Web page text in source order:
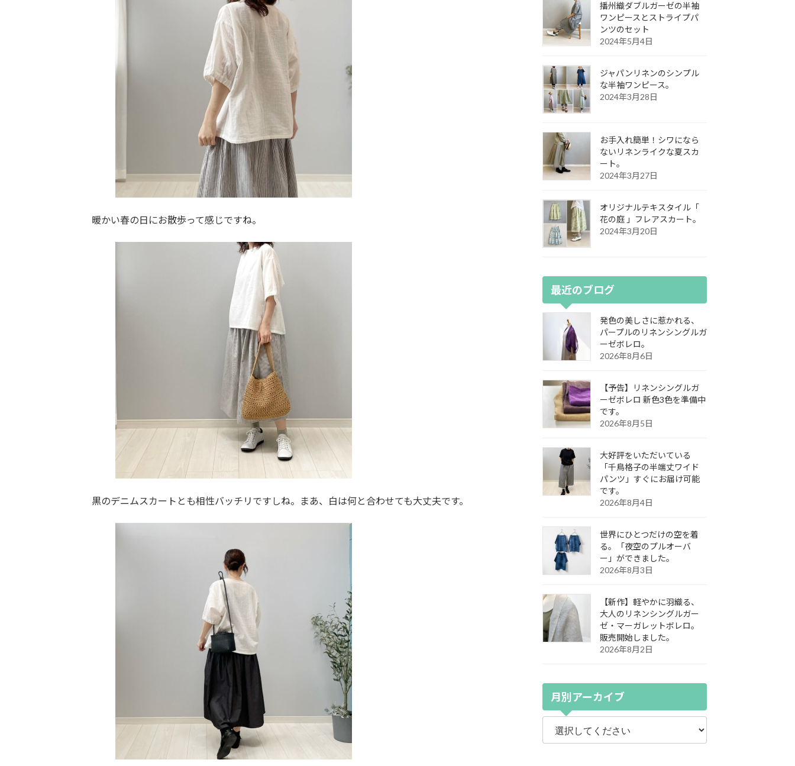
暖かい春の日にお散歩って感じですね。
黒のデニムスカートとも相性バッチリですしね。まあ、白は何と合わせても大丈夫です。
播州織ダブルガーゼの半袖
ワンピースとストライプパ
ンツのセット
2024年5月4日
ジャパンリネンのシンプル
な半袖ワンピース。
2024年3月28日
お手入れ簡単！シワになら
ないリネンライクな夏スカ
ート。
2024年3月27日
オリジナルテキスタイル「
花の庭 」フレアスカート。
2024年3月20日
最近のブログ
発色の美しさに惹かれる、
パープルのリネンシングルガ
ーゼボレロ。
2026年8月6日
【予告】リネンシングルガ
ーゼボレロ 新色3色を準備中
です。
2026年8月5日
大好評をいただいている
「千鳥格子の半端丈ワイド
パンツ」すぐにお届け可能
です。
2026年8月4日
世界にひとつだけの空を着
る。「夜空のプルオーバ
ー」ができました。
2026年8月3日
【新作】軽やかに羽織る、
大人のリネンシングルガー
ゼ・マーガレットボレロ。
販売開始しました。
2026年8月2日
月別アーカイブ